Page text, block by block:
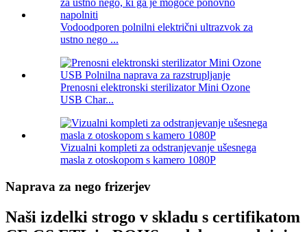
Vodoodporen polnilni električni ultrazvok za
ustno nego ...
Prenosni elektronski sterilizator Mini Ozone
USB Char...
Vizualni kompleti za odstranjevanje ušesnega
masla z otoskopom s kamero 1080P
Naprava za nego frizerjev
Naši izdelki strogo v skladu s certifikatom